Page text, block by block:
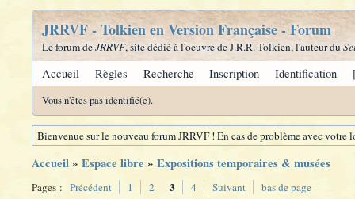
JRRVF - Tolkien en Version Française - Forum
Le forum deJRRVF, site dédié à l'oeuvre de J.R.R. Tolkien, l'auteur du
Accueil Règles Recherche Inscription Identification
Vous n'êtes pas identifié(e).
Bienvenue sur le nouveau forum JRRVF ! En cas de problème avec
Accueil» Espace libre » Expositions temporaires & musées
Pages : Précédent 1 2 3 4 Suivant bas de page